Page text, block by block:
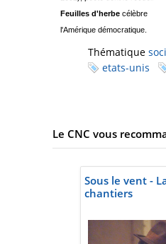
Feuilles d'herbe célèbre
l'Amérique démocratique.
Thématique
etats-unis
Le CNC vous
Sous le vent -
chantiers